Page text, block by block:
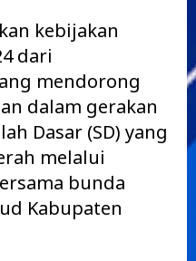
kebijakan
dari
mendorong
dalam gerakan
Dasar (SD) yang
melalui
bunda
Kabupaten